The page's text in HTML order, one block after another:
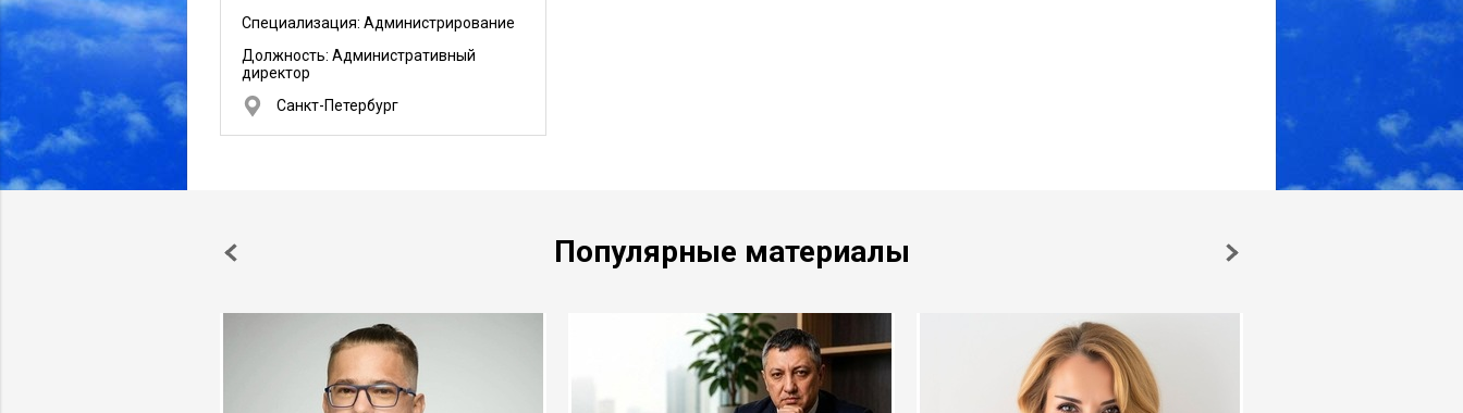
Специализация: Администрирование
Должность: Административный
директор
Санкт-Петербург
Популярные материалы